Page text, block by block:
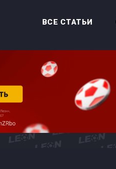
ВСЕ СТАТЬИ